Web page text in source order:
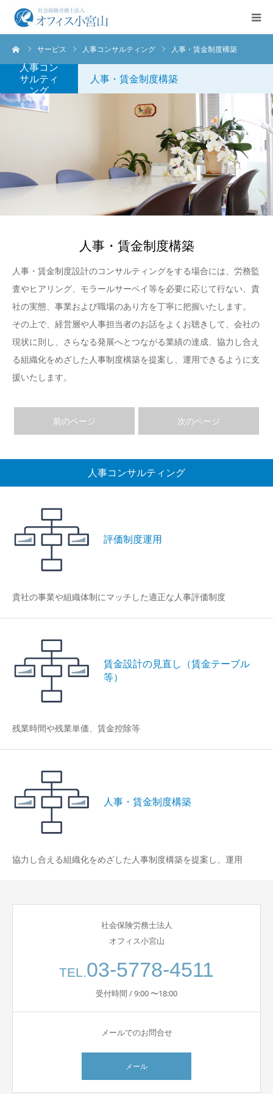
サービス 人事コンサルティング 人事・賃金制度構築
人事コン
サルティ
ング
人事・賃金制度構築
人事・賃金制度構築
人事・賃金制度設計のコンサルティングをする場合には、労務監
査やヒアリング、モラールサーベイ等を必要に応じて行ない、貴
社の実態、事業および職場のあり方を丁寧に把握いたします。
その上で、経営層や人事担当者のお話をよくお聴きして、会社の
現状に則し、さらなる発展へとつながる業績の達成、協力し合え
る組織化をめざした人事制度構築を提案し、運用できるように支
援いたします。
前のページ 次のページ
人事コンサルティング
評価制度運用
貴社の事業や組織体制にマッチした適正な人事評価制度
賃金設計の見直し（賃金テーブル
等）
残業時間や残業単価、賃金控除等
人事・賃金制度構築
協力し合える組織化をめざした人事制度構築を提案し、運用
社会保険労務士法人
オフィス小宮山
TEL.03-5778-4511
受付時間 / 9:00 〜18:00
メールでのお問合せ
メール
ご挨拶
サービス案内